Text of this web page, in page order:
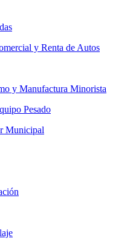
y Renta de Autos
y Manufactura Minorista
Pesado
Municipal